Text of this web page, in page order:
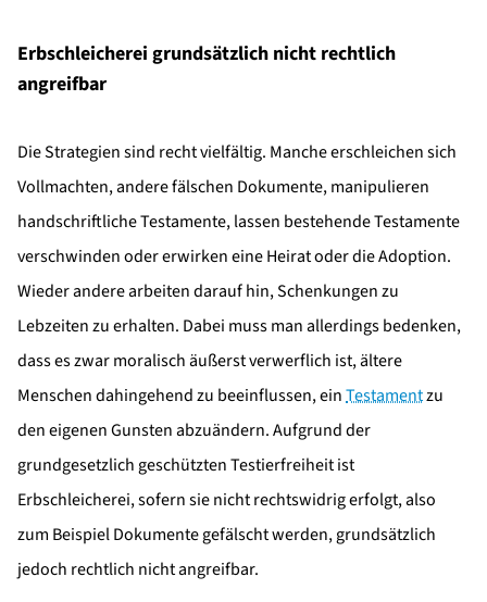
Erbschleicherei grundsätzlich nicht rechtlich
angreifbar
Die Strategien sind recht vielfältig. Manche erschleichen sich
Vollmachten, andere fälschen Dokumente, manipulieren
handschriftliche Testamente, lassen bestehende Testamente
verschwinden oder erwirken eine Heirat oder die Adoption.
Wieder andere arbeiten darauf hin, Schenkungen zu
Lebzeiten zu erhalten. Dabei muss man allerdings bedenken,
dass es zwar moralisch äußerst verwerflich ist, ältere
Menschen dahingehend zu beeinflussen, einTestamentzu
den eigenen Gunsten abzuändern. Aufgrund der
grundgesetzlich geschützten Testierfreiheit ist
Erbschleicherei, sofern sie nicht rechtswidrig erfolgt, also
zum Beispiel Dokumente gefälscht werden, grundsätzlich
jedoch rechtlich nicht angreifbar.